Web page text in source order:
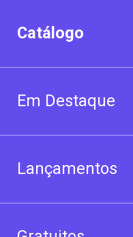
Catálogo
Em Destaque
Lançamentos